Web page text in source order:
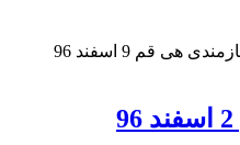
نیازمندی هی قم 9 اسفند 96کندو نیازمندی هی قم 9 اسفند 96